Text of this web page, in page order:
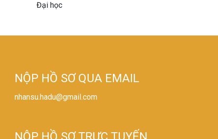
Đại học
NỘP HỒ SƠ QUA EMAIL
nhansu.hadu@gmail.com